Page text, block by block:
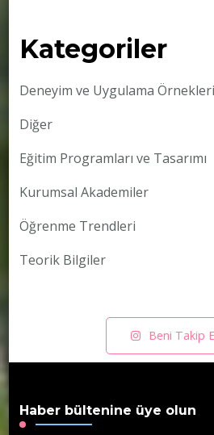
Kategoriler
Deneyim ve Uygulama Örnekleri
Diğer
Eğitim Programları ve Tasarımı
Kurumsal Akademiler
Öğrenme Trendleri
Teorik Bilgiler
Beni Takip
Haber bültenine üye olun